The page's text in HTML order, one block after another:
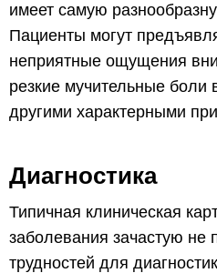
имеет самую
Пациенты могут
неприятные ощущения
резкие мучительные боли
другими характерными
Диагностика
Типичная клиническая
заболевания зачастую не
трудностей для